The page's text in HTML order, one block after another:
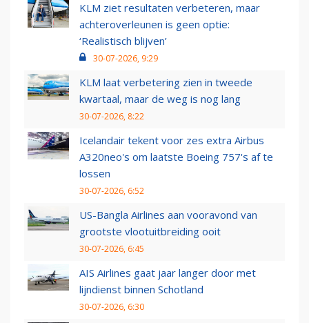
KLM ziet resultaten verbeteren, maar
achteroverleunen is geen optie:
‘Realistisch blijven’
30-07-2026, 9:29
KLM laat verbetering zien in tweede
kwartaal, maar de weg is nog lang
30-07-2026, 8:22
Icelandair tekent voor zes extra Airbus
A320neo's om laatste Boeing 757's af te
lossen
30-07-2026, 6:52
US-Bangla Airlines aan vooravond van
grootste vlootuitbreiding ooit
30-07-2026, 6:45
AIS Airlines gaat jaar langer door met
lijndienst binnen Schotland
30-07-2026, 6:30